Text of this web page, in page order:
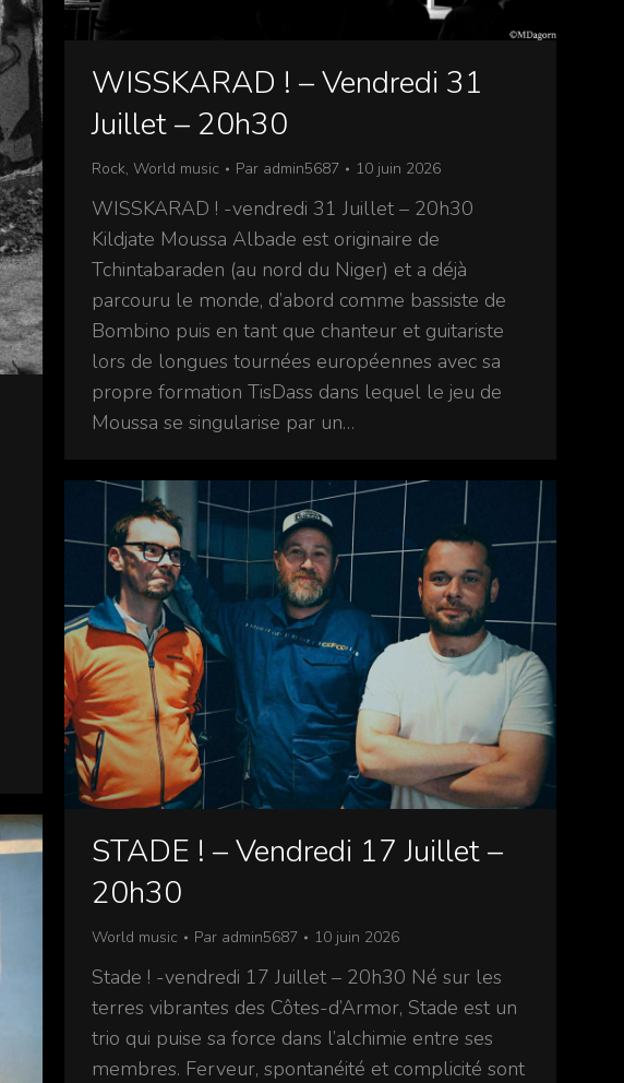
WISSKARAD ! – Vendredi 31
Juillet – 20h30
Rock, World music Par admin5687 10 juin 2026
WISSKARAD ! -vendredi 31 Juillet – 20h30
Kildjate Moussa Albade est originaire de
Tchintabaraden (au nord du Niger) et a déjà
parcouru le monde, d’abord comme bassiste de
Bombino puis en tant que chanteur et guitariste
lors de longues tournées européennes avec sa
propre formation TisDass dans lequel le jeu de
Moussa se singularise par un…
STADE ! – Vendredi 17 Juillet –
20h30
World music Par admin5687 10 juin 2026
Stade ! -vendredi 17 Juillet – 20h30 Né sur les
terres vibrantes des Côtes-d’Armor, Stade est un
trio qui puise sa force dans l’alchimie entre ses
membres. Ferveur, spontanéité et complicité sont